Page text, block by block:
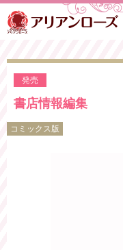
発売
書店情報編集
コミックス版